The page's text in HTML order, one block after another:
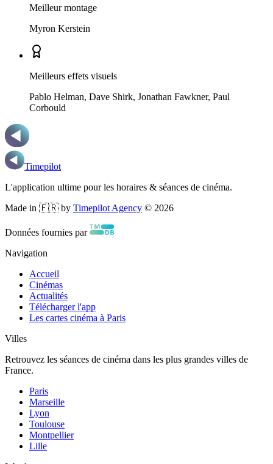
Meilleur montage
Myron Kerstein
Meilleurs effets visuels
Pablo Helman, Dave Shirk, Jonathan Fawkner, Paul
Corbould
Timepilot
L'application ultime pour les horaires & séances de cinéma.
Made in 🇫🇷 by Timepilot Agency © 2026
Données fournies par
Navigation
Accueil
Cinémas
Actualités
Télécharger l'app
Les cartes cinéma à Paris
Villes
Retrouvez les séances de cinéma dans les plus grandes villes de
France.
Paris
Marseille
Lyon
Toulouse
Montpellier
Lille